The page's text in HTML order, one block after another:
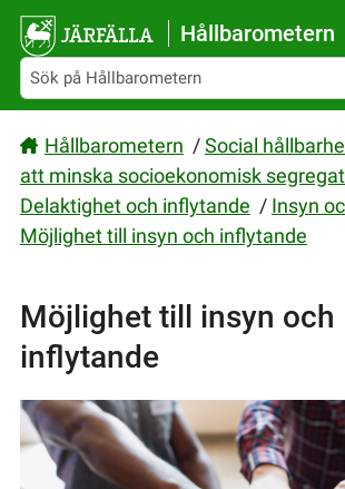
Gå direkt till sidans innehåll
Hållbarometern
Hållbarometern /Social
att minska socioekonomisk
Delaktighet och inflytande / Insyn
Möjlighet till insyn och inflytande
Möjlighet till insyn och
inflytande